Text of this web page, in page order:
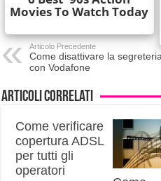
Articolo Precedente
Come disattivare la segreteria
con Vodafone
Articoli correlati
Come verificare
copertura ADSL
per tutti gli
operatori